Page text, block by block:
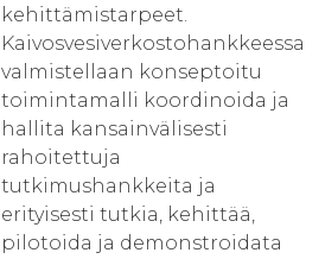
kehittämistarpeet.
Kaivosvesiverkostohankkeessa
valmistellaan konseptoitu
toimintamalli koordinoida ja
hallita kansainvälisesti
rahoitettuja
tutkimushankkeita ja
erityisesti tutkia, kehittää,
pilotoida ja demonstroidata